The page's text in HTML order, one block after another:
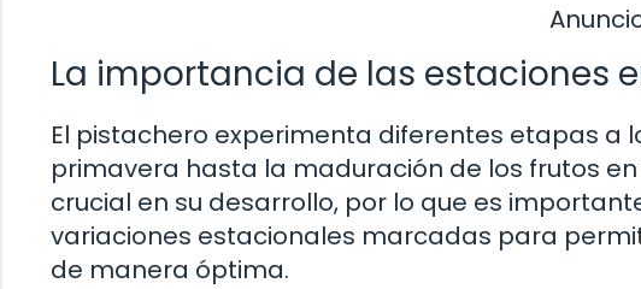
La importancia de las estaciones
El pistachero experimenta diferentes etapas a
primavera hasta la maduración de los frutos
crucial en su desarrollo, por lo que es
variaciones estacionales marcadas para
de manera óptima.